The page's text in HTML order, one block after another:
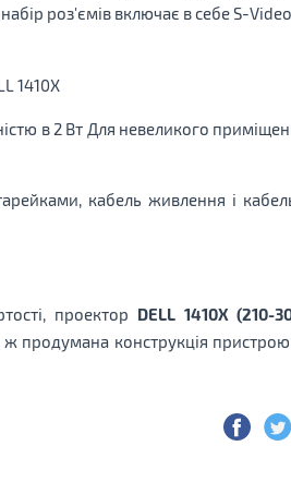
роз'ємів включає в себе S-Video,
в 2 Вт Для невеликого
кабель живлення і
проектор DELL 1410X (210-
продумана конструкція